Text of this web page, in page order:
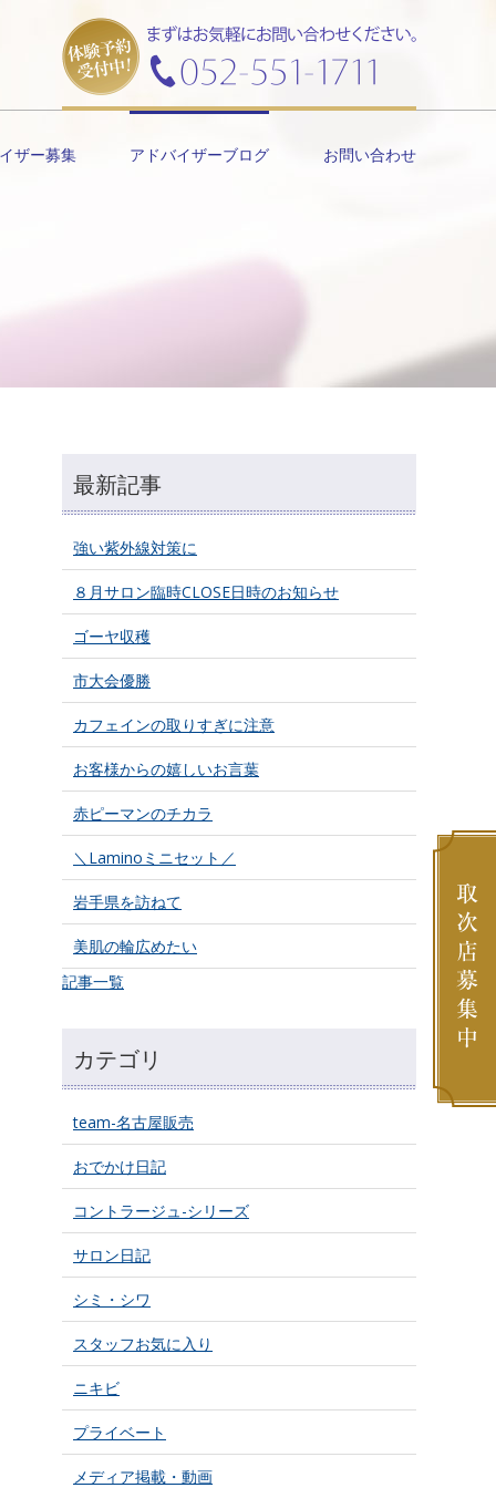
ザー募集 アドバイザーブログ お問い合わせ
最新記事
強い紫外線対策に
８月サロン臨時CLOSE日時のお知らせ
ゴーヤ収穫
市大会優勝
カフェインの取りすぎに注意
お客様からの嬉しいお言葉
赤ピーマンのチカラ
＼Laminoミニセット／
岩手県を訪ねて
美肌の輪広めたい
記事一覧
カテゴリ
team-名古屋販売
おでかけ日記
コントラージュ-シリーズ
サロン日記
シミ・シワ
スタッフお気に入り
ニキビ
プライベート
メディア掲載・動画